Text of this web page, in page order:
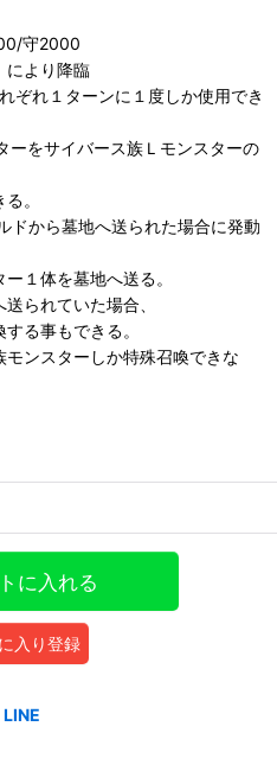
守2000
により降臨
ぞれ１ターンに１度しか使用でき
ーをサイバース族Ｌモンスターの
。
ドから墓地へ送られた場合に発動
１体を墓地へ送る。
られていた場合、
る事もできる。
ンスターしか特殊召喚できな
に入れる
入り登録